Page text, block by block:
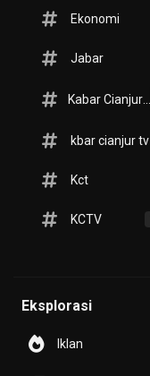
Ekonomi
Jabar
Kabar Cianjur TV
kbar cianjur tv
Kct
KCTV
Eksplorasi
Iklan